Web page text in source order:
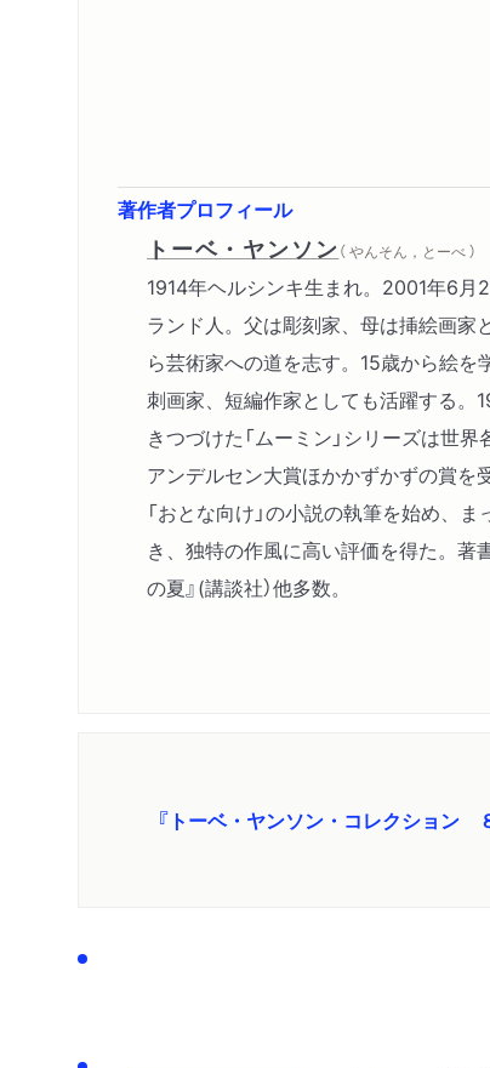
著作者プロフィール
トーベ・ヤンソン（ やんそん，とーべ ）
1914年ヘルシンキ生まれ。2001年6月
ランド人。父は彫刻家、母は挿絵画家
ら芸術家への道を志す。15歳から絵
刺画家、短編作家としても活躍する
きつづけた「ムーミン」シリーズは世
アンデルセン大賞ほかかずかずの賞を
「おとな向け」の小説の執筆を始め、
き、独特の作風に高い評価を得た。著
の夏』(講談社）他多数。
『トーベ・ヤンソン・コレクション